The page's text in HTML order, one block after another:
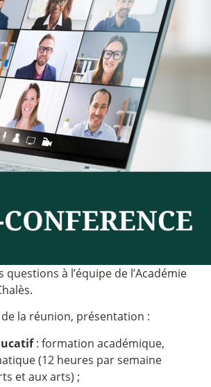
questions à l’équipe de l’Académie
la réunion, présentation :
: formation académique,
(12 heures par semaine
et aux arts) ;